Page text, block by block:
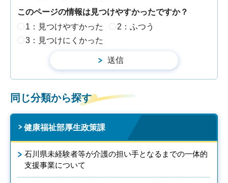
このページの情報は見つけやすかったですか？
1：見つけやすかった
2：ふつう
3：見つけにくかった
同じ分類から探す
健康福祉部厚生政策課
石川県未経験者等が介護の担い手となるまでの一体的
支援事業について